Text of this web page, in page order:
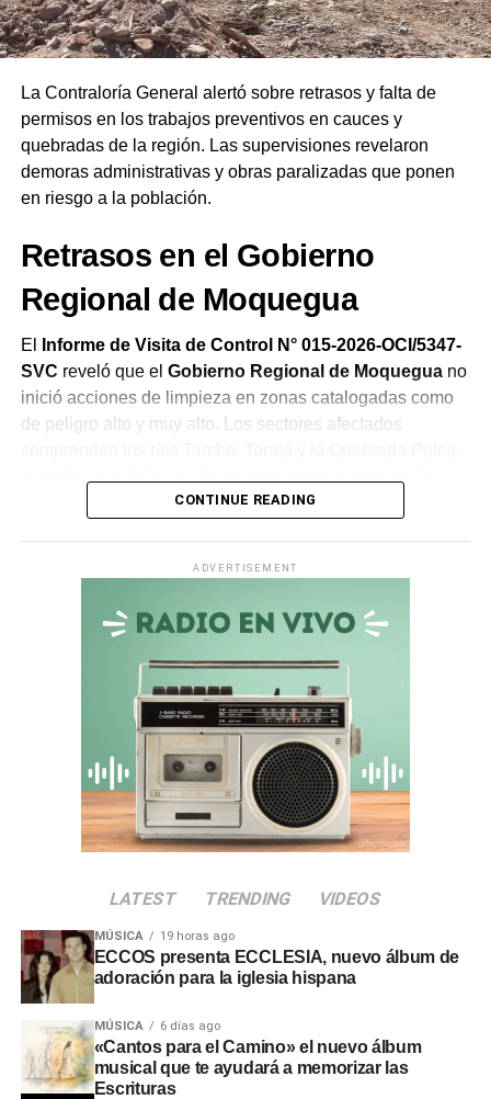
remarcó que las Asambleas de Dios del Perú celebran su
19.ª Confraternidad Regional en Ilo reafirmando el
compromiso de la iglesia de orar constantemente por el
bienestar del país.
La Contraloría General alertó sobre retrasos y falta de
permisos en los trabajos preventivos en cauces y
quebradas de la región. Las supervisiones revelaron
demoras administrativas y obras paralizadas que ponen
en riesgo a la población.
Retrasos en el Gobierno
Regional de Moquegua
El
Informe de Visita de Control N° 015-2026-OCI/5347-
SVC reveló que el Gobierno Regional de Moqueguano
inició acciones de limpieza en zonas catalogadas como
de peligro alto y muy alto. Los sectores afectados
descolmatación adjudicado porS/ 70 000quedó
la nulidad del servicio debido a incompatibilidades en los
términos de referencia, dejando vulnerable a la zona.
Irregularidades en la
Municipalidad Distrital de San
Antonio
Informe de Visita de Control N° 017-2026-OCI/0446-
no aprobó el presupuesto para las
intervenciones en los sectores de Chamos del Pino y La
Rinconada, a pesar de disponer de recursos económicos
institucionales.
Adicionalmente, en el sector
laboró sin la autorización de laAutoridad Administrativa
del Agua. En Santo Domingo y El Conde, las labores
CONTINUE READING
ADVERTISEMENT
LATEST TRENDING VIDEOS
MÚSICA 19 horas ago
ECCOS presenta ECCLESIA, nuevo álbum de
adoración para la iglesia hispana
MÚSICA 6 días ago
«Cantos para el Camino» el nuevo álbum
musical que te ayudará a memorizar las
Escrituras